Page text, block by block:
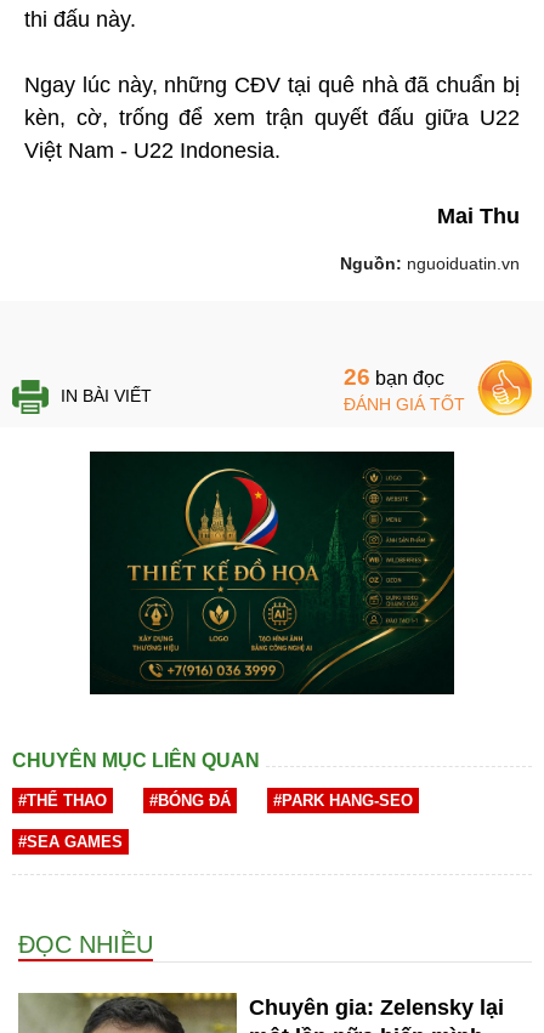
thi đấu này.
Ngay lúc này, những CĐV tại quê nhà đã chuẩn bị
kèn, cờ, trống để xem trận quyết đấu giữa U22
Việt Nam - U22 Indonesia.
Mai Thu
Nguồn: nguoiduatin.vn
IN BÀI VIẾT
26 bạn đọc
ĐÁNH GIÁ TỐT
CHUYÊN MỤC LIÊN QUAN
#THỂ THAO #BÓNG ĐÁ #PARK HANG-SEO
#SEA GAMES
ĐỌC NHIỀU
Chuyên gia: Zelensky lại